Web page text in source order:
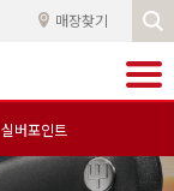
매장찾기
실버포인트